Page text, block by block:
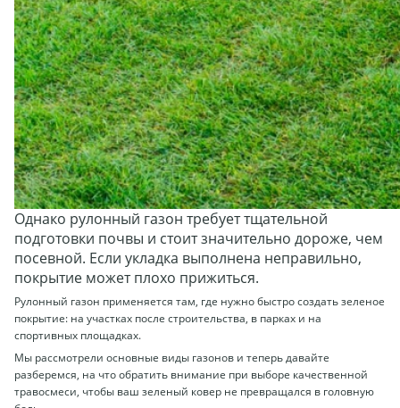
Однако рулонный газон требует тщательной
подготовки почвы и стоит значительно дороже, чем
посевной. Если укладка выполнена неправильно,
покрытие может плохо прижиться.
Рулонный газон применяется там, где нужно быстро создать зеленое
покрытие: на участках после строительства, в парках и на
спортивных площадках.
Мы рассмотрели основные виды газонов и теперь давайте
разберемся, на что обратить внимание при выборе качественной
травосмеси, чтобы ваш зеленый ковер не превращался в головную